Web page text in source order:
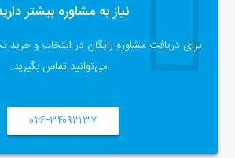
نیاز به مشاوره بیشتر
برای دریافت مشاوره رایگان در انتخاب و
می‌توانید تماس بگیرید.
۰۲۶-۳۴۰۹۲۱۳۷